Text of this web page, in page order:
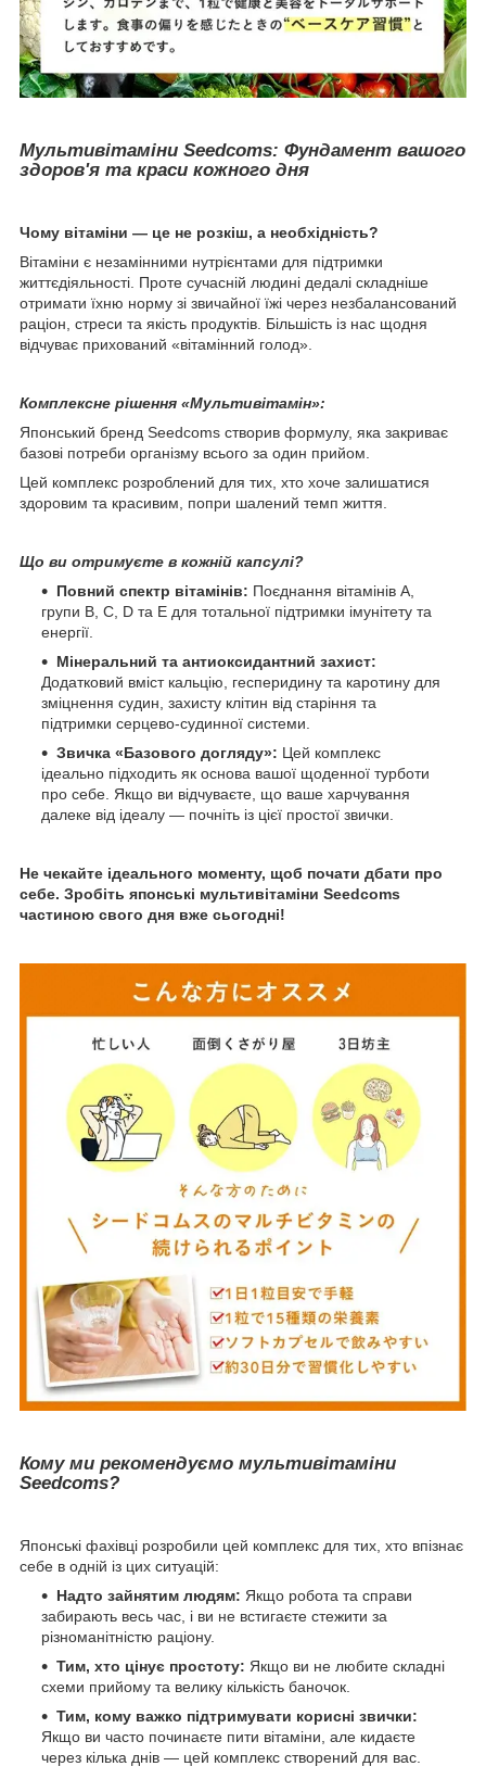
Мультивітаміни Seedcoms: Фундамент вашого
здоров'я та краси кожного дня
Чому вітаміни — це не розкіш, а необхідність?
Вітаміни є незамінними нутрієнтами для підтримки
життєдіяльності. Проте сучасній людині дедалі складніше
отримати їхню норму зі звичайної їжі через незбалансований
раціон, стреси та якість продуктів. Більшість із нас щодня
відчуває прихований «вітамінний голод».
Комплексне рішення «Мультивітамін»:
Японський бренд Seedcoms створив формулу, яка закриває
базові потреби організму всього за один прийом.
Цей комплекс розроблений для тих, хто хоче залишатися
здоровим та красивим, попри шалений темп життя.
Що ви отримуєте в кожній капсулі?
Повний спектр вітамінів: Поєднання вітамінів А,
групи В, С, D та Е для тотальної підтримки імунітету та
енергії.
Мінеральний та антиоксидантний захист:
Додатковий вміст кальцію, гесперидину та каротину для
зміцнення судин, захисту клітин від старіння та
підтримки серцево-судинної системи.
Звичка «Базового догляду»: Цей комплекс
ідеально підходить як основа вашої щоденної турботи
про себе. Якщо ви відчуваєте, що ваше харчування
далеке від ідеалу — почніть із цієї простої звички.
Не чекайте ідеального моменту, щоб почати дбати про
себе. Зробіть японські мультивітаміни Seedcoms
частиною свого дня вже сьогодні!
Кому ми рекомендуємо мультивітаміни
Seedcoms?
Японські фахівці розробили цей комплекс для тих, хто впізнає
себе в одній із цих ситуацій:
Надто зайнятим людям: Якщо робота та справи
забирають весь час, і ви не встигаєте стежити за
різноманітністю раціону.
Тим, хто цінує простоту: Якщо ви не любите складні
схеми прийому та велику кількість баночок.
Тим, кому важко підтримувати корисні звички:
Якщо ви часто починаєте пити вітаміни, але кидаєте
через кілька днів — цей комплекс створений для вас.